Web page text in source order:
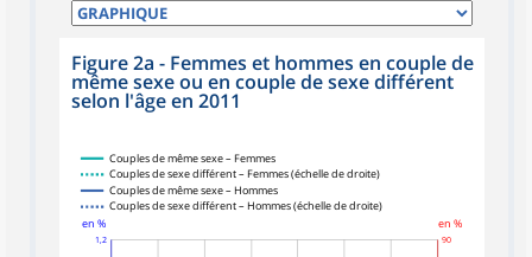
Figure 2a - Femmes et hommes en couple de
même sexe ou en couple de sexe différent
selon l'âge en 2011
1,2 90
en % en %
Couples de même sexe – Femmes
Couples de sexe différent – Femmes (échelle de droite)
Couples de même sexe – Hommes
Couples de sexe différent – Hommes (échelle de droite)